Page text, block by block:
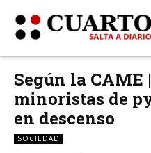
Según la CAME
minoristas de
en descenso
SOCIEDAD